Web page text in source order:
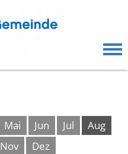
Mai Jun Jul
Aug
Nov Dez